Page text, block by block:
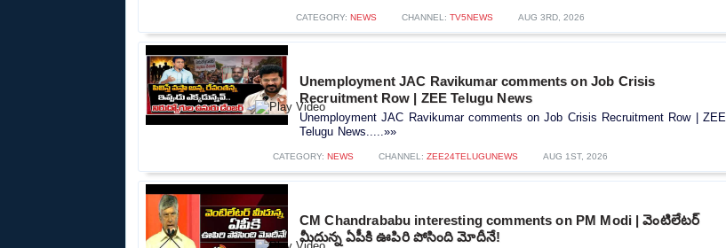
CATEGORY: NEWS CHANNEL: TV5NEWS AUG 3RD, 2026
Unemployment JAC Ravikumar comments on Job Crisis
Recruitment Row | ZEE Telugu News
Unemployment JAC Ravikumar comments on Job Crisis Recruitment Row | ZEE
Telugu News.....»»
CATEGORY: NEWS CHANNEL: ZEE24TELUGUNEWS AUG 1ST, 2026
CM Chandrababu interesting comments on PM Modi | వెంటిలేటర్
మీదున్న ఏపీకి ఊపిరి పోసింది మోదీనే!